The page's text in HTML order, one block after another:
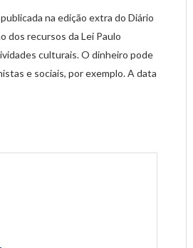
na edição extra do Diário
dos recursos da Lei Paulo
culturais. O dinheiro pode
e sociais, por exemplo. A data